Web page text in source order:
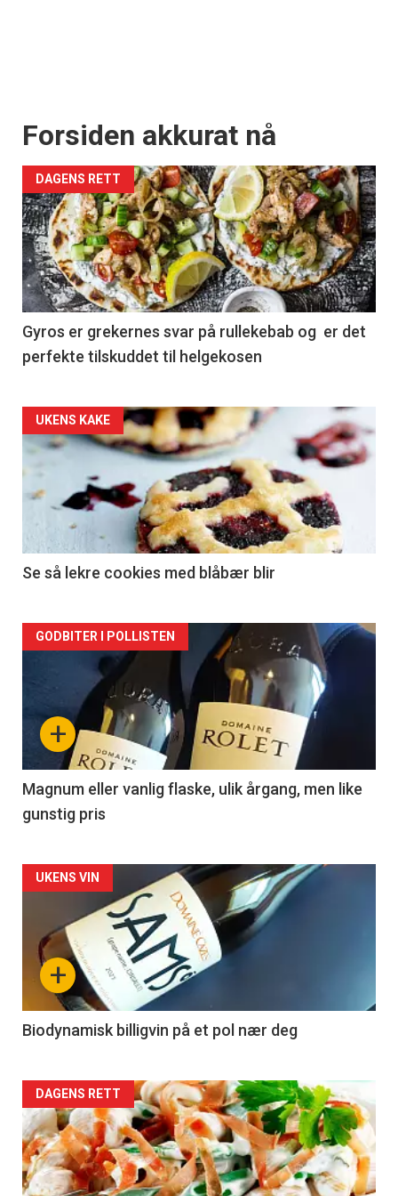
Forsiden akkurat nå
DAGENS RETT
Gyros er grekernes svar på rullekebab og er det
perfekte tilskuddet til helgekosen
Forsiden
akkurat
nå
2
UKENS KAKE
Se så lekre cookies med blåbær blir
Forsiden
akkurat
nå
3
+
GODBITER I POLLISTEN
Magnum eller vanlig flaske, ulik årgang, men like
gunstig pris
Forsiden
akkurat
nå
4
+
UKENS VIN
Biodynamisk billigvin på et pol nær deg
Forsiden
akkurat
nå
DAGENS RETT